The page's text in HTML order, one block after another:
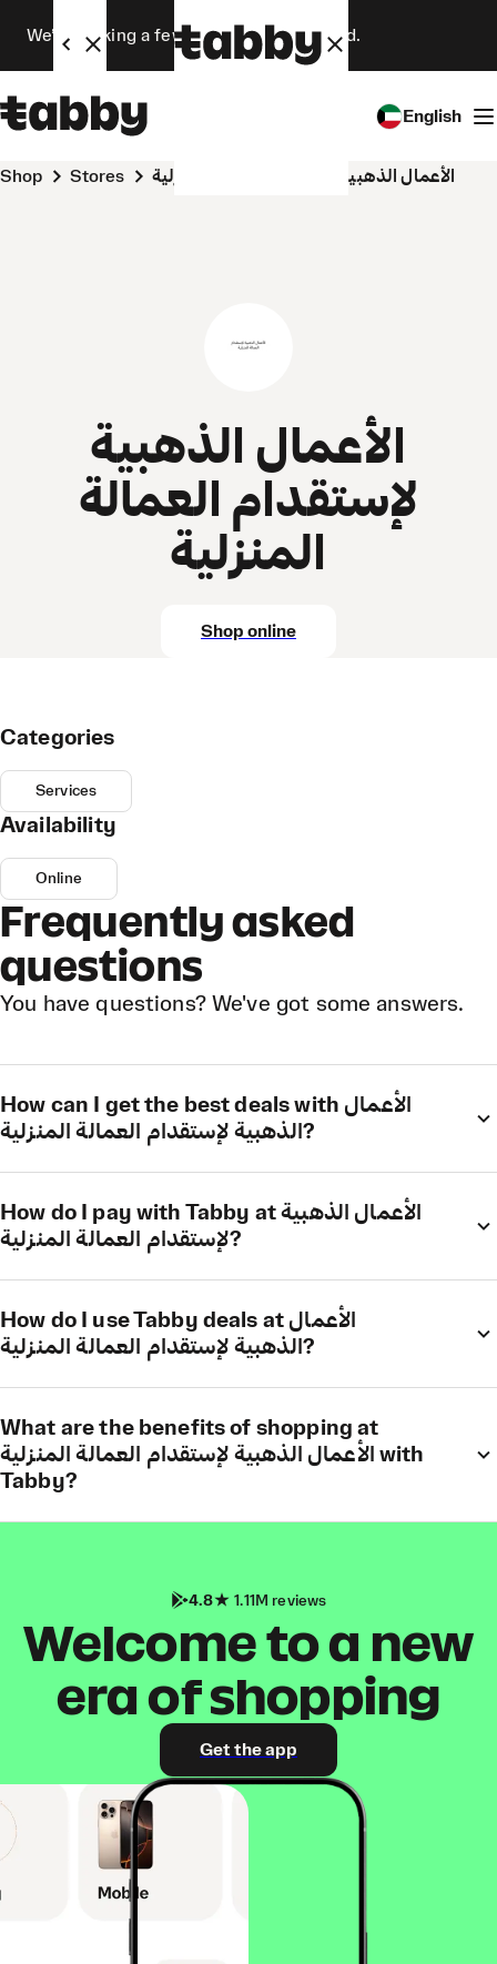
We’re making a few changes. Stay tuned.
English
Shop Stores الأعمال الذهبية لإستقدام العمالة المنزلية
الأعمال الذهبية
لإستقدام العمالة
المنزلية
Shop online
Categories
Services
Availability
Online
Frequently asked
questions
You have questions? We've got some answers.
How can I get the best deals with الأعمال
الذهبية لإستقدام العمالة المنزلية?
How do I pay with Tabby at الأعمال الذهبية
لإستقدام العمالة المنزلية?
How do I use Tabby deals at الأعمال
الذهبية لإستقدام العمالة المنزلية?
What are the benefits of shopping at
الأعمال الذهبية لإستقدام العمالة المنزلية with
Tabby?
4.8 1.11M reviews
Welcome to a new
era of shopping
Get the app